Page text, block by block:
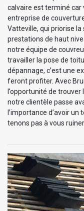
calvaire est terminé car
entreprise de
Vatteville, qui priorise
prestations de haut
notre équipe de
travailler la pose de
dépannage, c’est une
feront profiter. Avec
l’opportunité de
notre clientèle passe
l’importance d’avoir
tenons pas à vous ruiner.